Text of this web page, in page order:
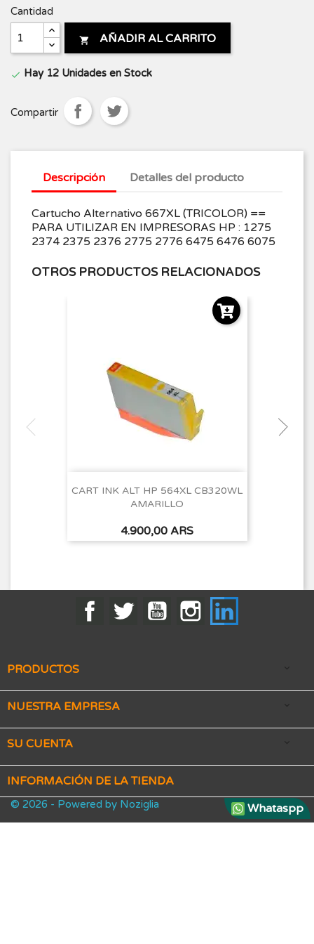
Cantidad
 AÑADIR AL CARRITO
 Hay 12 Unidades en Stock
Compartir
Descripción Detalles del producto
Cartucho Alternativo 667XL (TRICOLOR) ==
PARA UTILIZAR EN IMPRESORAS HP : 1275
2374 2375 2376 2775 2776 6475 6476 6075
OTROS PRODUCTOS RELACIONADOS
CART INK ALT HP 564XL CB320WL
AMARILLO
Precio
4.900,00 ARS
FacebookTwitter YouTubeInstagram
PRODUCTOS 
NUESTRA EMPRESA 
SU CUENTA 
INFORMACIÓN DE LA TIENDA
Whataspp
© 2026 - Powered by Noziglia